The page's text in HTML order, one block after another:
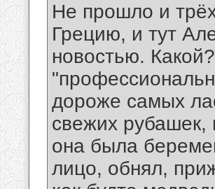
Не прошло и
Грецию, и тут
новостью.
дороже самых
свежих
она была
лицо, обнял,